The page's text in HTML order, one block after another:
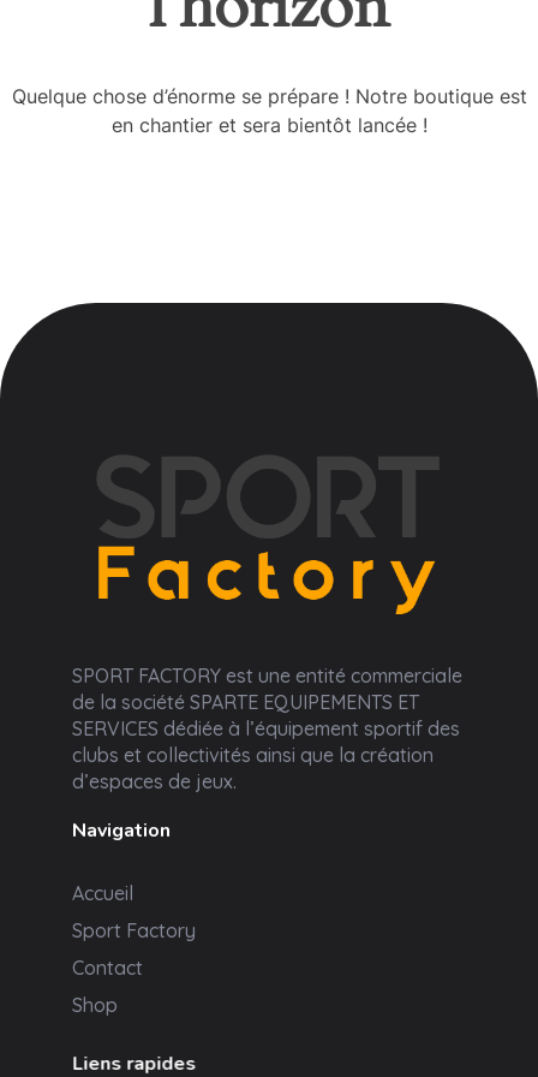
Quelque chose d’énorme se prépare ! Notre boutique est
en chantier et sera bientôt lancée !
SPORT FACTORY est une entité commerciale
de la société SPARTE EQUIPEMENTS ET
SERVICES dédiée à l’équipement sportif des
clubs et collectivités ainsi que la création
d’espaces de jeux.
Navigation
Accueil
Sport Factory
Contact
Shop
Liens rapides